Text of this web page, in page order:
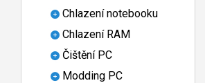
Chlazení notebooku
Chlazení RAM
Čištění PC
Modding PC